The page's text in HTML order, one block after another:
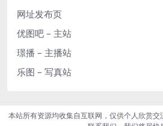
网址发布页
优图吧 – 主站
璟播 – 主播站
乐图 – 写真站
本站所有资源均收集自互联网，仅供个人欣赏